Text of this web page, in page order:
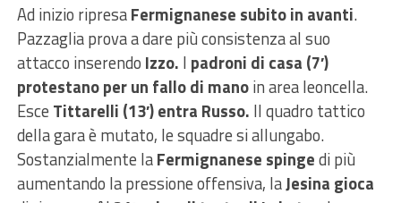
Ad inizio ripresaFermignanese subito in avanti.
Pazzaglia prova a dare più consistenza al suo
attacco inserendo Izzo. I padroni di casa (7′)
protestano per un fallo di manoin area leoncella.
Esce Tittarelli (13′) entra Russo. Il quadro tattico
della gara è mutato, le squadre si allungabo.
Sostanzialmente laFermignanese spingedi più
aumentando la pressione offensiva, laJesina gioca